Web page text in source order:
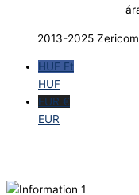
2013-2025
HUF Ft
HUF
EUR €
EUR